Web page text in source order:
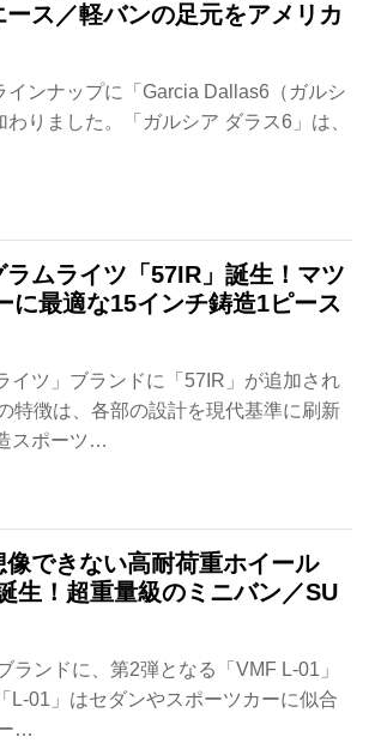
ス／軽バンの足元をアメリカ
インナップに「Garcia Dallas6（ガルシ
りました。「ガルシア ダラス6」は、
ムライツ「57IR」誕生！マツ
に最適な15インチ鋳造1ピース
イツ」ブランドに「57IR」が追加され
特徴は、各部の設計を現代基準に刷新
スポーツ…
像できない高耐荷重ホイール
生！超重量級のミニバン／SU
ランドに、第2弾となる「VMF L-01」
L-01」はセダンやスポーツカーに似合
…